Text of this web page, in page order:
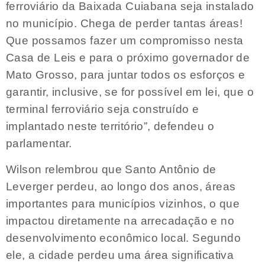
ferroviário da Baixada Cuiabana seja instalado
no município. Chega de perder tantas áreas!
Que possamos fazer um compromisso nesta
Casa de Leis e para o próximo governador de
Mato Grosso, para juntar todos os esforços e
garantir, inclusive, se for possível em lei, que o
terminal ferroviário seja construído e
implantado neste território”, defendeu o
parlamentar.
Wilson relembrou que Santo Antônio de
Leverger perdeu, ao longo dos anos, áreas
importantes para municípios vizinhos, o que
impactou diretamente na arrecadação e no
desenvolvimento econômico local. Segundo
ele, a cidade perdeu uma área significativa